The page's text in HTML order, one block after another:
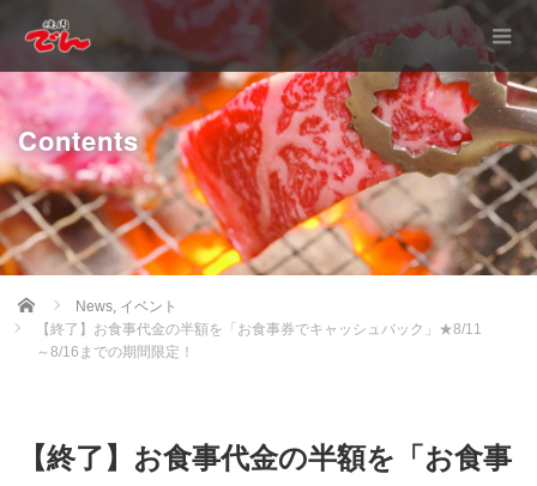
Contents
Home News, イベント
【終了】お食事代金の半額を「お食事券でキャッシュバック」★8/11
～8/16までの期間限定！
【終了】お食事代金の半額を「お食事